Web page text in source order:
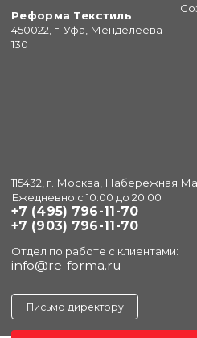
Реформа Текстиль
450022, г. Уфа, Менделеева
130
115432, г. Москва, Набережная
Ежедневно с 10:00 до 20:00
+7 (495) 796-11-70
+7 (903) 796-11-70
Отдел по работе с клиентами:
info@re-forma.ru
Письмо директору